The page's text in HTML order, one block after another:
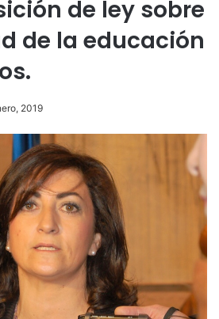
de ley sobre
de la educación
2019